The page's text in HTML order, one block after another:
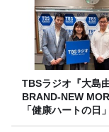
TBSラジオ『大島
BRAND-NEW
「健康ハートの日
を8/10（月）に放